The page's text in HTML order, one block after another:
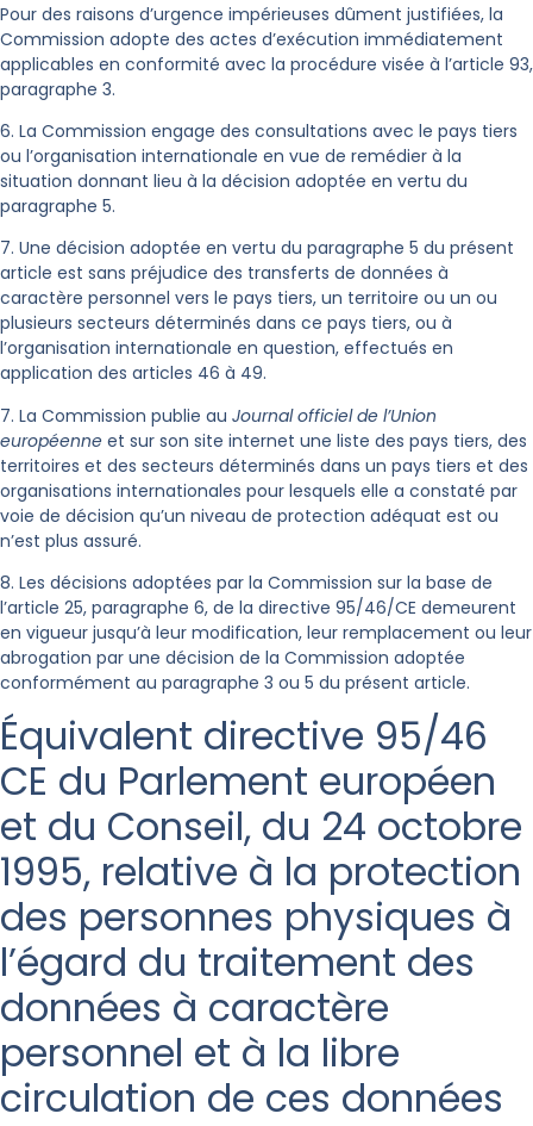
Pour des raisons d’urgence impérieuses dûment justifiées, la
Commission adopte des actes d’exécution immédiatement
applicables en conformité avec la procédure visée à l’article 93,
paragraphe 3.
6. La Commission engage des consultations avec le pays tiers
ou l’organisation internationale en vue de remédier à la
situation donnant lieu à la décision adoptée en vertu du
paragraphe 5.
7. Une décision adoptée en vertu du paragraphe 5 du présent
article est sans préjudice des transferts de données à
caractère personnel vers le pays tiers, un territoire ou un ou
plusieurs secteurs déterminés dans ce pays tiers, ou à
l’organisation internationale en question, effectués en
application des articles 46 à 49.
7. La Commission publie au Journal officiel de l’Union
européenne et sur son site internet une liste des pays tiers, des
territoires et des secteurs déterminés dans un pays tiers et des
organisations internationales pour lesquels elle a constaté par
voie de décision qu’un niveau de protection adéquat est ou
n’est plus assuré.
8. Les décisions adoptées par la Commission sur la base de
l’article 25, paragraphe 6, de la directive 95/46/CE demeurent
en vigueur jusqu’à leur modification, leur remplacement ou leur
abrogation par une décision de la Commission adoptée
conformément au paragraphe 3 ou 5 du présent article.
Équivalent directive 95/46
CE du Parlement européen
et du Conseil, du 24 octobre
1995, relative à la protection
des personnes physiques à
l’égard du traitement des
données à caractère
personnel et à la libre
circulation de ces données